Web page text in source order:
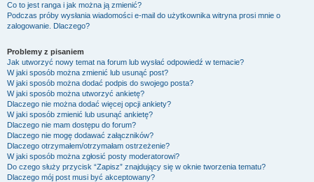
Co to jest ranga i jak można ją zmienić?
Podczas próby wysłania wiadomości e-mail do użytkownika witryna prosi mnie o
zalogowanie. Dlaczego?
Problemy z pisaniem
Jak utworzyć nowy temat na forum lub wysłać odpowiedź w temacie?
W jaki sposób można zmienić lub usunąć post?
W jaki sposób można dodać podpis do swojego posta?
W jaki sposób można utworzyć ankietę?
Dlaczego nie można dodać więcej opcji ankiety?
W jaki sposób zmienić lub usunąć ankietę?
Dlaczego nie mam dostępu do forum?
Dlaczego nie mogę dodawać załączników?
Dlaczego otrzymałem/otrzymałam ostrzeżenie?
W jaki sposób można zgłosić posty moderatorowi?
Do czego służy przycisk “Zapisz” znajdujący się w oknie tworzenia tematu?
Dlaczego mój post musi być akceptowany?